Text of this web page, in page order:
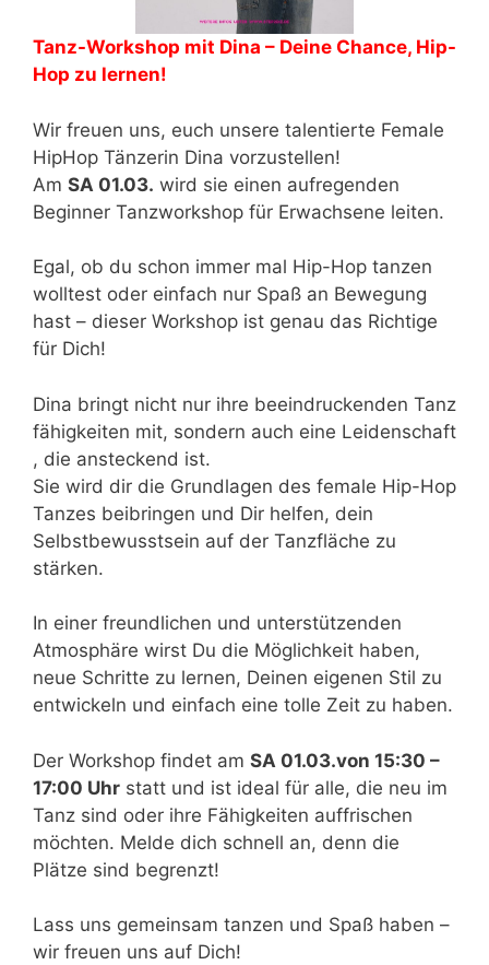
Tanz-Workshop mit Dina – Deine Chance, Hip-
Hop zu lernen!
Wir freuen uns, euch unsere talentierte Female
HipHop Tänzerin Dina vorzustellen!
Am SA 01.03. wird sie einen aufregenden
Beginner Tanzworkshop für Erwachsene leiten.
Egal, ob du schon immer mal Hip-Hop tanzen
wolltest oder einfach nur Spaß an Bewegung
hast – dieser Workshop ist genau das Richtige
für Dich!
Dina bringt nicht nur ihre beeindruckenden Tanz
fähigkeiten mit, sondern auch eine Leidenschaft
, die ansteckend ist.
Sie wird dir die Grundlagen des female Hip-Hop
Tanzes beibringen und Dir helfen, dein
Selbstbewusstsein auf der Tanzfläche zu
stärken.
In einer freundlichen und unterstützenden
Atmosphäre wirst Du die Möglichkeit haben,
neue Schritte zu lernen, Deinen eigenen Stil zu
entwickeln und einfach eine tolle Zeit zu haben.
Der Workshop findet am SA 01.03.von 15:30 –
17:00 Uhr statt und ist ideal für alle, die neu im
Tanz sind oder ihre Fähigkeiten auffrischen
möchten. Melde dich schnell an, denn die
Plätze sind begrenzt!
Lass uns gemeinsam tanzen und Spaß haben –
wir freuen uns auf Dich!